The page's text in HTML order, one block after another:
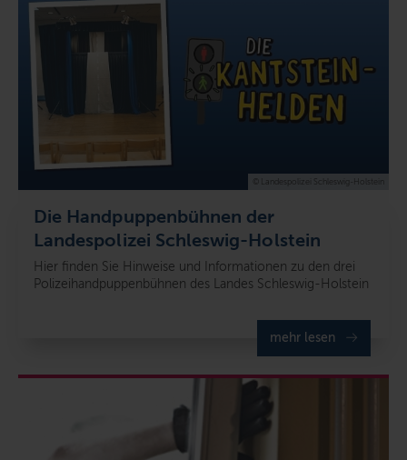
Die Handpuppen­bühnen der
Landespolizei Schleswig-Holstein
Hier finden Sie Hinweise und Informationen zu den drei
Polizeihandpuppenbühnen des Landes Schleswig-Holstein
mehr lesen
© Landespolizei Schleswig-Holstein